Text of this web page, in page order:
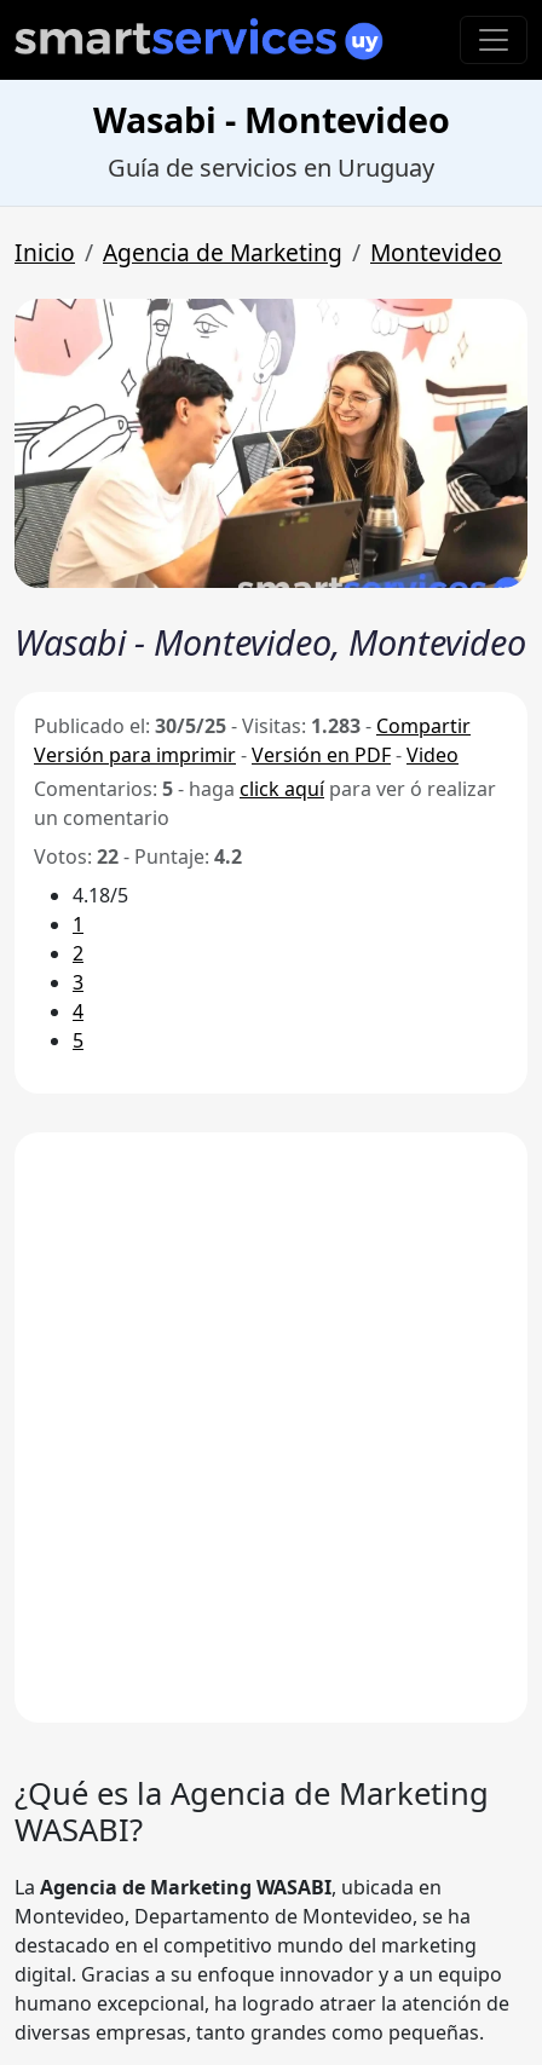
Wasabi - Montevideo
Guía de servicios en Uruguay
Inicio Agencia de Marketing Montevideo
Wasabi - Montevideo, Montevideo
Publicado el: 30/5/25-Visitas: 1.283- Compartir
Versión para imprimir-Versión en PDF-Video
Comentarios: 5- haga click aquípara ver ó realizar
un comentario
Votos: 22- Puntaje: 4.2
4.18/5
1
2
3
4
5
¿Qué es la Agencia de Marketing
WASABI?
La Agencia de Marketing WASABI, ubicada en
Montevideo, Departamento de Montevideo, se ha
destacado en el competitivo mundo del marketing
digital. Gracias a su enfoque innovador y a un equipo
humano excepcional, ha logrado atraer la atención de
diversas empresas, tanto grandes como pequeñas.